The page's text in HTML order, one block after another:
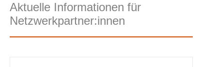
Aktuelle Informationen für
Netzwerkpartner:innen